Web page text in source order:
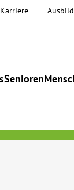
Senioren
Karriere